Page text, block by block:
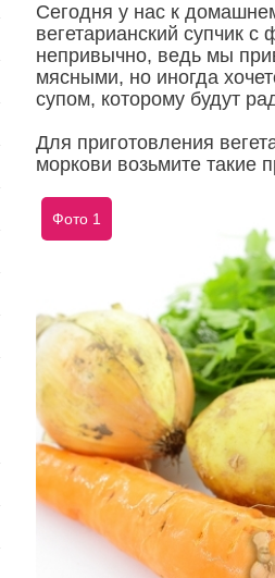
Сегодня у нас к
вегетарианский супчик
непривычно, ведь мы
мясными, но иногда
супом, которому будут
Для приготовления
моркови возьмите такие
Фото 1